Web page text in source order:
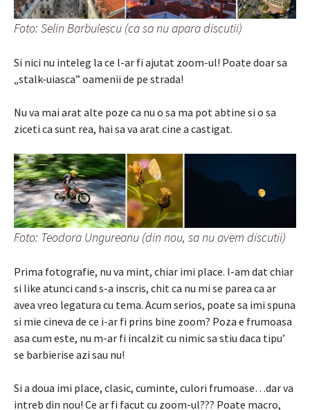
Foto: Selin Barbulescu (ca sa nu apara discutii)
Si nici nu inteleg la ce l-ar fi ajutat zoom-ul! Poate doar sa
„stalk-uiasca” oamenii de pe strada!
Nu va mai arat alte poze ca nu o sa ma pot abtine si o sa
ziceti ca sunt rea, hai sa va arat cine a castigat.
Foto: Teodora Ungureanu (din nou, sa nu avem discutii)
Prima fotografie, nu va mint, chiar imi place. I-am dat chiar
si like atunci cand s-a inscris, chit ca nu mi se parea ca ar
avea vreo legatura cu tema. Acum serios, poate sa imi spuna
si mie cineva de ce i-ar fi prins bine zoom? Poza e frumoasa
asa cum este, nu m-ar fi incalzit cu nimic sa stiu daca tipu’
se barbierise azi sau nu!
Si a doua imi place, clasic, cuminte, culori frumoase…dar va
intreb din nou! Ce ar fi facut cu zoom-ul??? Poate macro,